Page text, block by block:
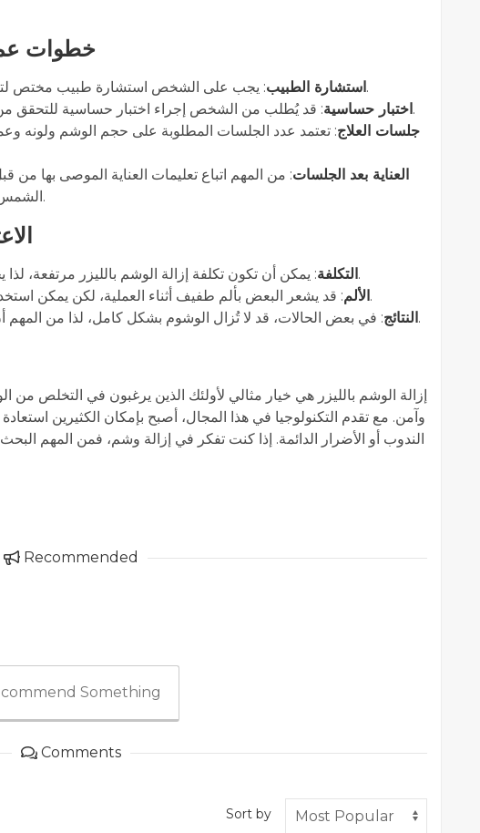
:خطوات
استشارة الطبيب: يجب على الشخص استشارة طبيب مختص لتقييم الوشم وتحديد أفضل خطة علاج.
اختبار حساسية: قد يُطلب من الشخص إجراء اختبار حساسية للتحقق من كيفية استجابة البشرة لأشعة الليزر.
جلسات العلاج: تعتمد عدد الجلسات المطلوبة على حجم الوشم ولونه
العناية بعد الجلسات: من المهم اتباع تعليمات العناية الموصى بها
الشمس والالتزام بتنظيف المنطقة المعالجة.
التكلفة: يمكن أن تكون تكلفة إزالة الوشم بالليزر مرتفعة، لذا يجب على الشخص النظر في ميزانيته.
الألم: قد يشعر البعض بألم طفيف أثناء العملية، لكن يمكن استخدام مخدر موضعي لتخفيف الإحساس.
النتائج: في بعض الحالات، قد لا تُزال الوشوم بشكل كامل، لذا من المهم أن يكون لدى الشخص توقعات واقعية.
إزالة الوشم بالليزر هي خيار مثالي لأولئك الذين يرغبون في التخلص
وآمن. مع تقدم التكنولوجيا في هذا المجال، أصبح بإمكان الكثيرين
الندوب أو الأضرار الدائمة. إذا كنت تفكر في إزالة وشم، فمن المهم
Recommended
Something
Comments
Sort by